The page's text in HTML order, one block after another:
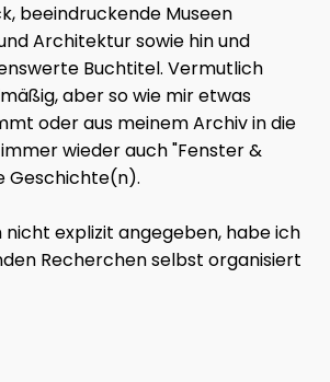
beeindruckende Museen
Architektur sowie hin und
Buchtitel. Vermutlich
aber so wie mir etwas
oder aus meinem Archiv in die
wieder auch "Fenster &
Geschichte(n).
nicht explizit angegeben, habe ich
Recherchen selbst organisiert